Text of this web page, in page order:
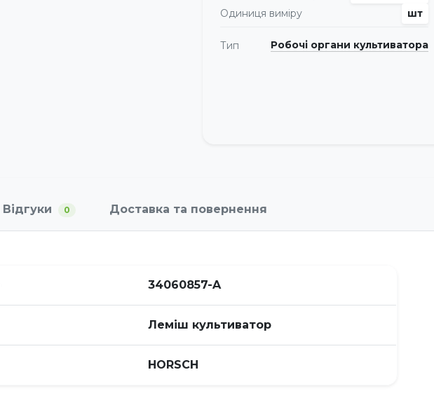
Одиниця виміру
шт
Тип Робочі органи культиватора
Відгуки 0 Доставка та повернення
34060857-A
Леміш культиватор
HORSСH